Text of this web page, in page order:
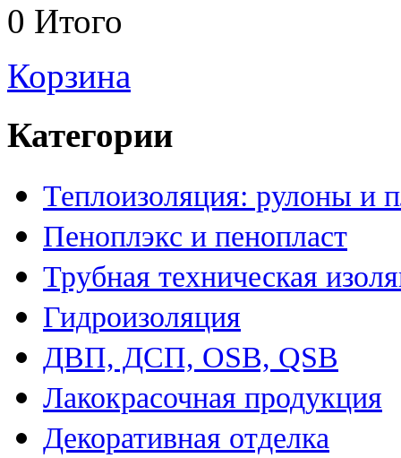
0 Итого
Корзина
Категории
Теплоизоляция: рулоны и
Пеноплэкс и пенопласт
Трубная техническая
Гидроизоляция
ДВП, ДСП, OSB, QSB
Лакокрасочная продукция
Декоративная отделка